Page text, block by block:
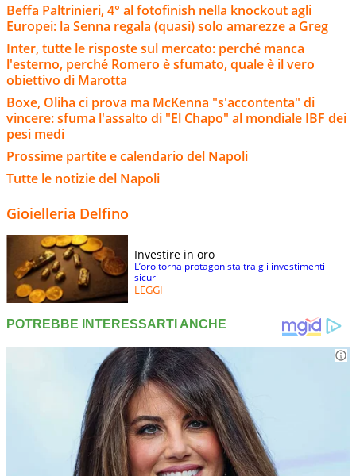
Beffa Paltrinieri, 4° al fotofinish nella knockout agli
Europei: la Senna regala (quasi) solo amarezze a Greg
Inter, tutte le risposte sul mercato: perché manca
l'esterno, perché Romero è sfumato, quale è il vero
obiettivo di Marotta
Boxe, Oliha ci prova ma McKenna "s'accontenta" di
vincere: sfuma l'assalto di "El Chapo" al mondiale IBF dei
pesi medi
Prossime partite e calendario del Napoli
Tutte le notizie del Napoli
Gioielleria Delfino
Investire in oro
L’oro torna protagonista tra gli investimenti
sicuri
LEGGI